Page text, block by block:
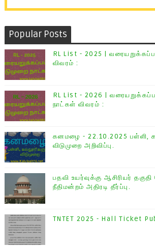
Popular Posts
RL List - 2025 |
விவரம் :
RL List - 2026 |
நாட்கள் விவரம் :
கனமழை - 22.10.2025 பள்ளி,
விடுமுறை அறிவிப்பு.
பதவி உயர்வுக்கு ஆசிரியர்
நீதிமன்றம் அதிரடி தீர்ப்பு.
TNTET 2025 - Hall Ticket